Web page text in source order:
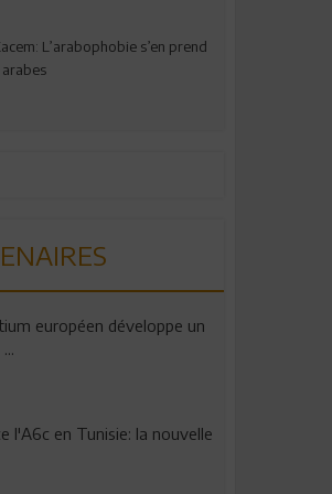
L’arabophobie s’en prend
européen développe un
l'A6c en Tunisie: la nouvelle